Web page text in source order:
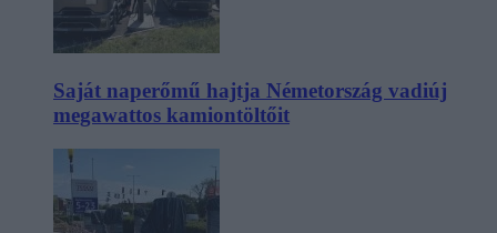
Saját naperőmű hajtja Németország vadiúj
megawattos kamiontöltőit